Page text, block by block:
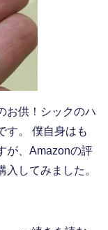
お供！シックのハ
す。 僕自身はも
が、Amazonの評
してみました。